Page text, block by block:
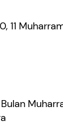
11